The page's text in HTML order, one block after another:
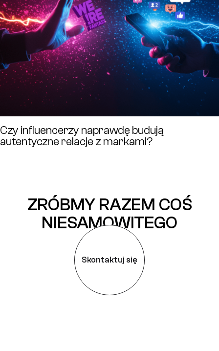
Czy influencerzy naprawdę budują
autentyczne relacje z markami?
ZRÓBMY RAZEM COŚ
NIESAMOWITEGO
Skontaktuj się